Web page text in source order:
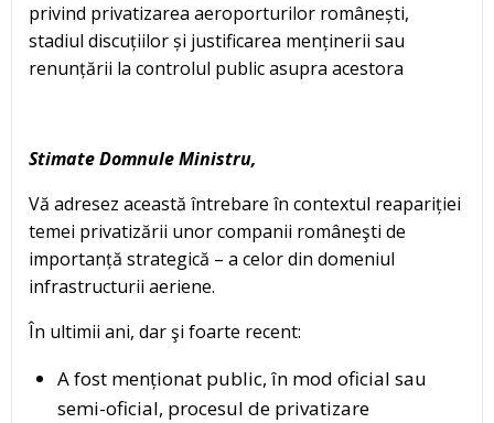
privind privatizarea aeroporturilor românești,
stadiul discuțiilor și justificarea menținerii sau
renunțării la controlul public asupra acestora
Stimate Domnule Ministru,
Vă adresez această întrebare în contextul reapariției
temei privatizării unor companii româneşti de
importanță strategică – a celor din domeniul
infrastructurii aeriene.
În ultimii ani, dar şi foarte recent:
A fost menționat public, în mod oficial sau
semi-oficial, procesul de privatizare